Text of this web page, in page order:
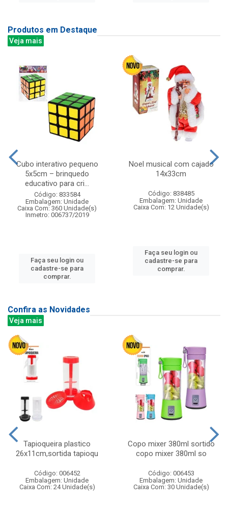
Produtos em Destaque
Veja mais
Cubo interativo pequeno
5x5cm – brinquedo
educativo para cri...
Código: 833584
Embalagem: Unidade
Caixa Com: 360 Unidade(s)
Inmetro: 006737/2019
Faça seu login ou
cadastre-se para
comprar.
Noel musical com cajado
14x33cm
Código: 838485
Embalagem: Unidade
Caixa Com: 12 Unidade(s)
Faça seu login ou
cadastre-se para
comprar.
Confira as Novidades
Veja mais
Tapioqueira plastico
26x11cm,sortida tapioqu
Código: 006452
Embalagem: Unidade
Caixa Com: 24 Unidade(s)
Copo mixer 380ml sortido
copo mixer 380ml so
Código: 006453
Embalagem: Unidade
Caixa Com: 30 Unidade(s)